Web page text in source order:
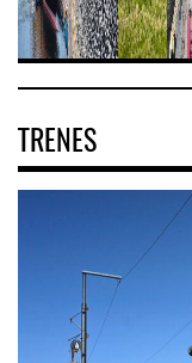
TRENES